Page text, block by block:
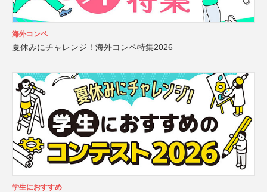
海外コンペ
夏休みにチャレンジ！海外コンペ特集2026
学生におすすめ